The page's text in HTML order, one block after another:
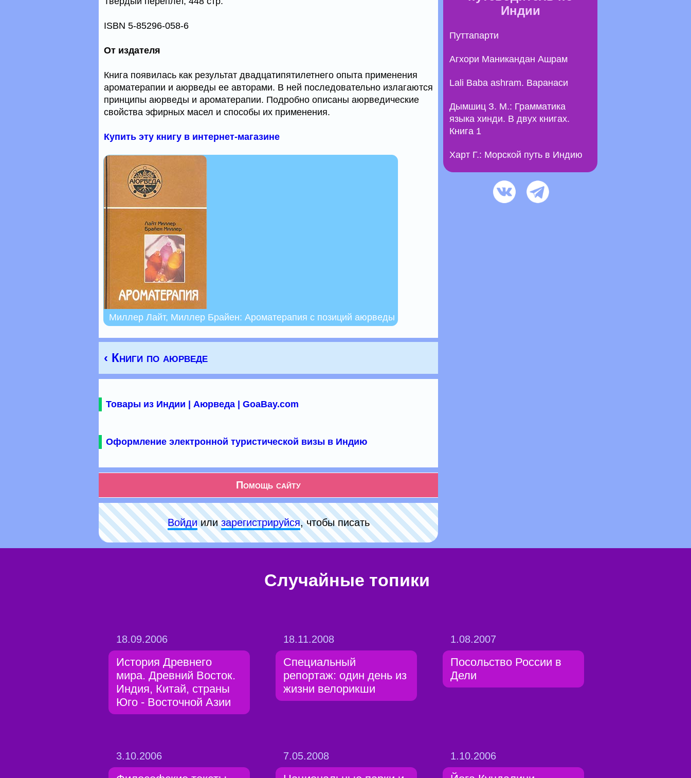
ISBN 5-85296-058-6
От издателя
Книга появилась как результат двадцатипятилетнего опыта применения
ароматерапии и аюрведы ее авторами. В ней последовательно излагаются
принципы аюрведы и ароматерапии. Подробно описаны аюрведические
свойства эфирных масел и способы их применения.
Купить эту книгу в интернет-магазине
Миллер Лайт, Миллер Брайен: Ароматерапия с позиций аюрведы
‹ Книги по аюрведе
Товары из Индии | Аюрведа | GoaBay.com
Оформление электронной туристической визы в Индию
Помощь сайту
Войдиилизарeгиcтpируйся, чтобы писать
Индии
Путтапарти
Агхори Маникандан Ашрам
Lali Baba ashram. Варанаси
Дымшиц З. М.: Грамматика
языка хинди. В двух книгах.
Книга 1
Харт Г.: Морской путь в Индию
Случайные топики
18.09.2006
История Древнего
мира. Древний Восток.
Индия, Китай, страны
Юго - Восточной Азии
18.11.2008
Специальный
репортаж: один день из
жизни велорикши
1.08.2007
Посольство России в
Дели
3.10.2006 7.05.2008 1.10.2006